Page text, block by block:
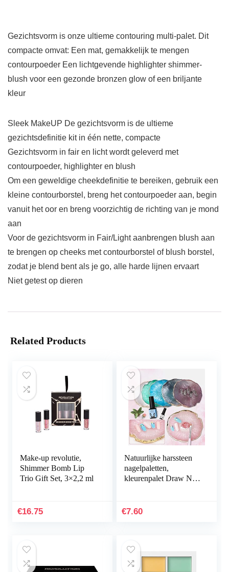
Gezichtsvorm is onze ultieme contouring multi-palet. Dit
compacte omvat: Een mat, gemakkelijk te mengen
contourpoeder Een lichtgevende highlighter shimmer-
blush voor een gezonde bronzen glow of een briljante
kleur
Sleek MakeUP De gezichtsvorm is de ultieme
gezichtsdefinitie kit in één nette, compacte
Gezichtsvorm in fair en licht wordt geleverd met
contourpoeder, highlighter en blush
Om een geweldige cheekdefinitie te bereiken, gebruik een
kleine contourborstel, breng het contourpoeder aan, begin
vanuit het oor en breng voorzichtig de richting van je mond
aan
Voor de gezichtsvorm in Fair/Light aanbrengen blush aan
te brengen op cheeks met contourborstel of blush borstel,
zodat je blend bent als je go, alle harde lijnen ervaart
Niet getest op dieren
Related Products
Make-up revolutie,
Shimmer Bomb Lip
Trio Gift Set, 3×2,2 ml
€16.75
Natuurlijke harssteen
nagelpaletten,
kleurenpalet Draw Nail
DIY Design Nail Art…
€7.60